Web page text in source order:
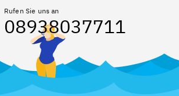
Rufen Sie uns an
08938037711